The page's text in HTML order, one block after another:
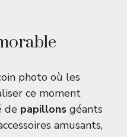
photo où les
ce moment
de papillons géants
amusants,